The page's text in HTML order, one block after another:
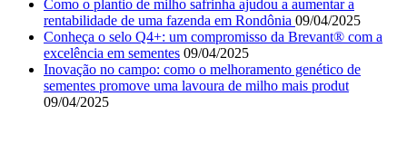
Como o plantio de milho safrinha ajudou a aumentar a
rentabilidade de uma fazenda em Rondônia 09/04/2025
Conheça o selo Q4+: um compromisso da Brevant® com a
excelência em sementes 09/04/2025
Inovação no campo: como o melhoramento genético de
sementes promove uma lavoura de milho mais produt
09/04/2025